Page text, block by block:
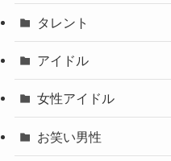
タレント
アイドル
女性アイドル
お笑い男性